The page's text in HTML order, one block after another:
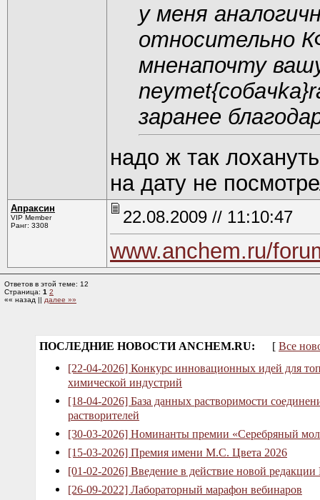
у меня
относительно
мненапочту
заранее
надо ж так
на дату не
Апраксин
VIP Member
Ранг: 3308
22.08.2009 // 11:10:47
www.anchem.ru/
Ответов в этой теме: 12
Страница: 1 2
«« назад || далее »»
ПОСЛЕДНИЕ НОВОСТИ ANCHEM.RU: [ Все
[22-04-2026] Конкурс инновационных идей для
химической индустрий
[18-04-2026] База данных растворимости
растворителей
[30-03-2026] Номинанты премии «Серебряный
[15-03-2026] Премия имени М.С. Цвета 2026
[01-02-2026] Введение в действие новой
[26-09-2022] Лабораторный марафон вебинаров